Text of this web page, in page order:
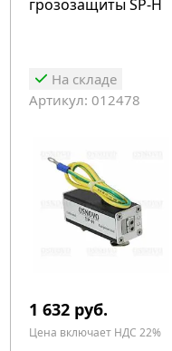
грозозащиты SP-H
На складе
Артикул: 012478
1 632 руб.
Цена включает НДС 22%